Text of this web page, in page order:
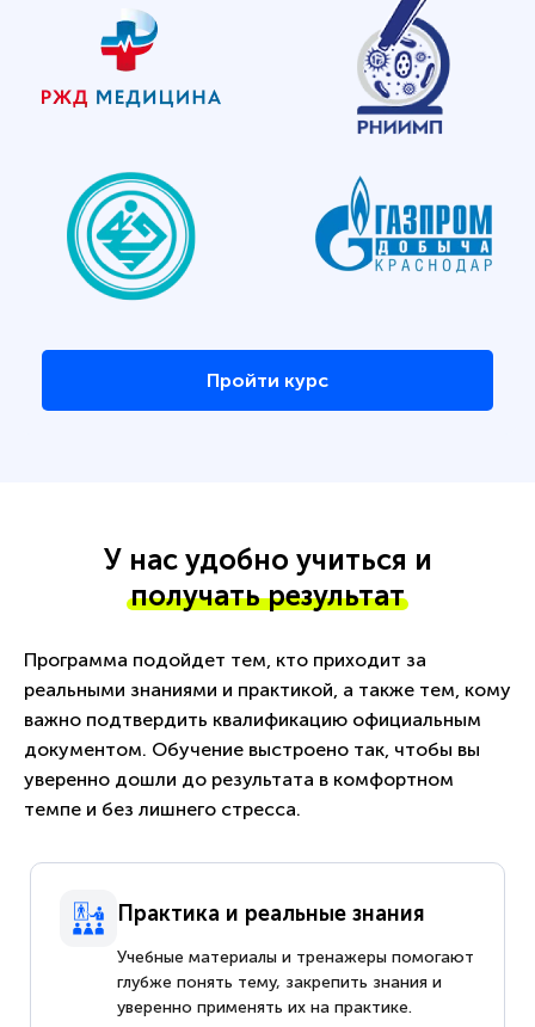
Пройти курс
У нас удобно учиться и
получать результат
Программа подойдет тем, кто приходит за
реальными знаниями и практикой, а также тем, кому
важно подтвердить квалификацию официальным
документом. Обучение выстроено так, чтобы вы
уверенно дошли до результата в комфортном
темпе и без лишнего стресса.
Практика и реальные знания
Учебные материалы и тренажеры помогают
глубже понять тему, закрепить знания и
уверенно применять их на практике.